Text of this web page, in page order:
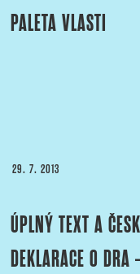
PALETA VLASTI
PUBLIKOVÁNO
29. 7. 2013
ÚPLNÝ TEXT A
DEKLARACE O